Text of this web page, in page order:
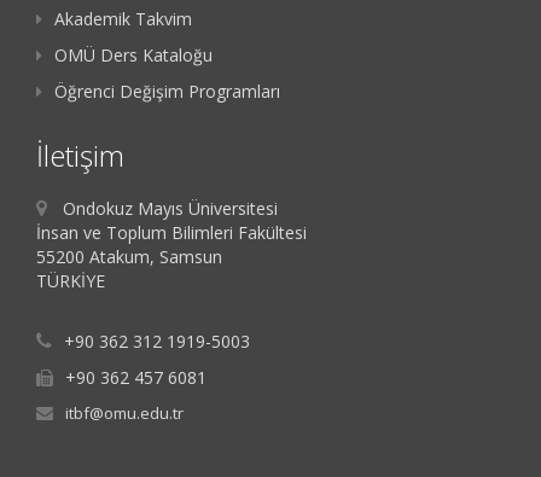
Akademik Takvim
OMÜ Ders Kataloğu
Öğrenci Değişim Programları
İletişim
Ondokuz Mayıs Üniversitesi
İnsan ve Toplum Bilimleri Fakültesi
55200 Atakum, Samsun
TÜRKİYE
+90 362 312 1919-5003
+90 362 457 6081
itbf@omu.edu.tr